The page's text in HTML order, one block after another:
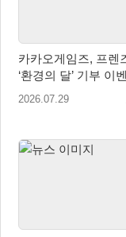
카카오게임즈, 프렌
‘환경의 달’ 기부 이
료…수달 서식지 보
2026.07.29